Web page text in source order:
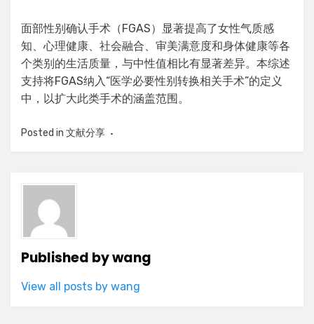
面部性别确认手术（FGAS）显著提高了女性气质感
知、心理健康、社会融合、审美满意度和身体健康等各
个类别的生活质量，与中性值相比有显著差异。本综述
支持将FGAS纳入“医学必要性别转换相关手术”的定义
中，以扩大此类手术的涵盖范围。
Posted in 文献分享
Published bywang
View all posts by wang